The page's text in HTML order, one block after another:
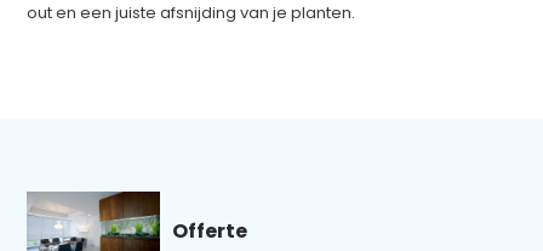
out en een juiste afsnijding van je planten.
Offerte